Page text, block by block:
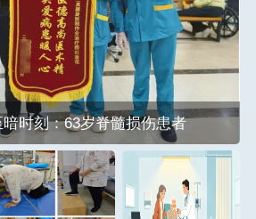
时刻：63岁脊髓损伤患者